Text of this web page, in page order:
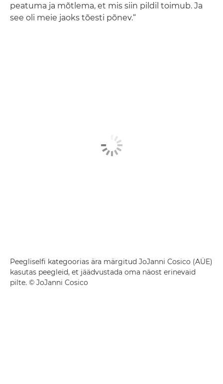
peatuma ja mõtlema, et mis siin pildil toimub. Ja
see oli meie jaoks tõesti põnev.“
Peegliselfi kategoorias ära märgitud JoJanni Cosico (AÜE)
kasutas peegleid, et jäädvustada oma näost erinevaid
pilte. © JoJanni Cosico